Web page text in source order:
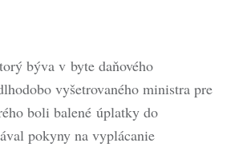
býva v byte daňového
vyšetrovaného ministra pre
boli balené úplatky do
pokyny na vyplácanie